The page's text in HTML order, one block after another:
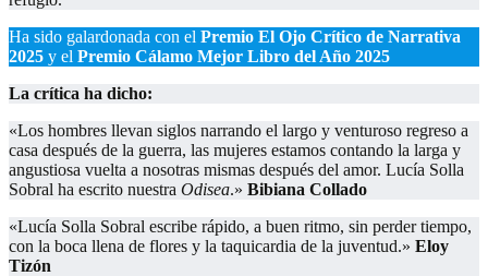
Ha sido galardonada con el Premio El Ojo Crítico de Narrativa
2025 y el Premio Cálamo Mejor Libro del Año 2025
La crítica ha dicho:
«Los hombres llevan siglos narrando el largo y venturoso regreso a
casa después de la guerra, las mujeres estamos contando la larga y
angustiosa vuelta a nosotras mismas después del amor. Lucía Solla
Sobral ha escrito nuestra Odisea.» Bibiana Collado
«Lucía Solla Sobral escribe rápido, a buen ritmo, sin perder tiempo,
con la boca llena de flores y la taquicardia de la juventud.» Eloy
Tizón